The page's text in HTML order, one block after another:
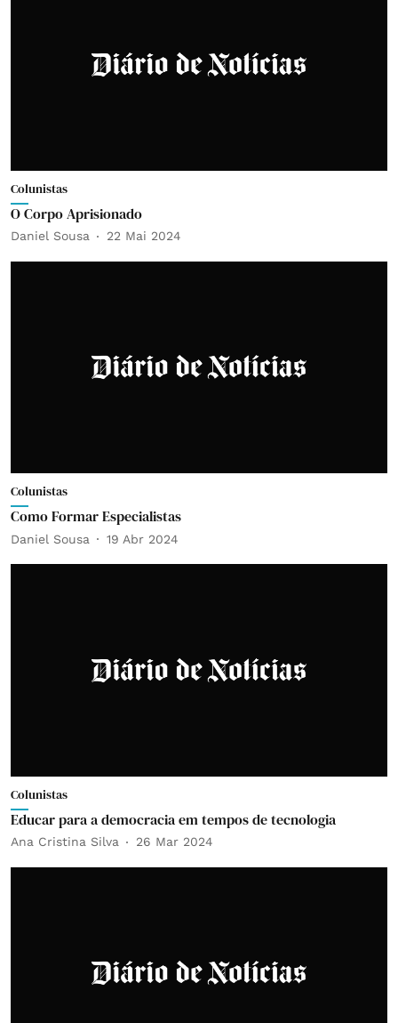
Colunistas
O Corpo Aprisionado
Daniel Sousa 22 Mai 2024
Colunistas
Como Formar Especialistas
Daniel Sousa 19 Abr 2024
Colunistas
Educar para a democracia em tempos de tecnologia
Ana Cristina Silva 26 Mar 2024